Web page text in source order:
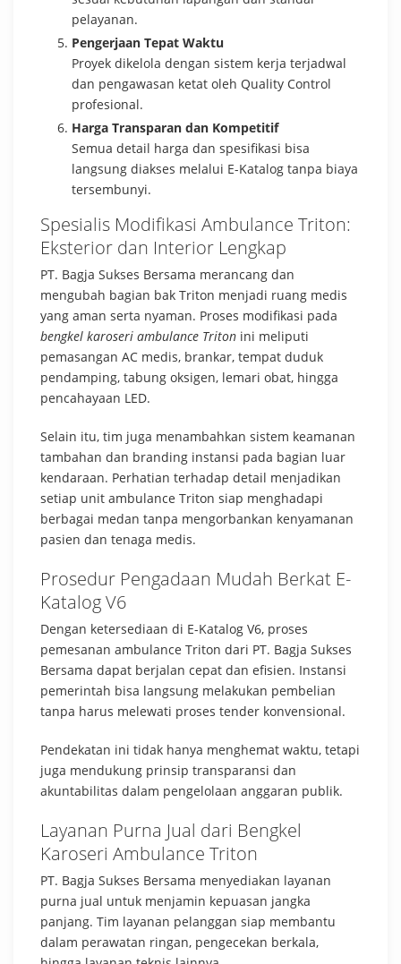
pelayanan.
Pengerjaan Tepat Waktu
Proyek dikelola dengan sistem kerja terjadwal
dan pengawasan ketat oleh Quality Control
profesional.
Harga Transparan dan Kompetitif
Semua detail harga dan spesifikasi bisa
langsung diakses melalui E-Katalog tanpa biaya
tersembunyi.
Spesialis Modifikasi Ambulance Triton:
Eksterior dan Interior Lengkap
PT. Bagja Sukses Bersama merancang dan
mengubah bagian bak Triton menjadi ruang medis
yang aman serta nyaman. Proses modifikasi pada
bengkel karoseri ambulance Triton ini meliputi
pemasangan AC medis, brankar, tempat duduk
pendamping, tabung oksigen, lemari obat, hingga
pencahayaan LED.
Selain itu, tim juga menambahkan sistem keamanan
tambahan dan branding instansi pada bagian luar
kendaraan. Perhatian terhadap detail menjadikan
setiap unit ambulance Triton siap menghadapi
berbagai medan tanpa mengorbankan kenyamanan
pasien dan tenaga medis.
Prosedur Pengadaan Mudah Berkat E-
Katalog V6
Dengan ketersediaan di E-Katalog V6, proses
pemesanan ambulance Triton dari PT. Bagja Sukses
Bersama dapat berjalan cepat dan efisien. Instansi
pemerintah bisa langsung melakukan pembelian
tanpa harus melewati proses tender konvensional.
Pendekatan ini tidak hanya menghemat waktu, tetapi
juga mendukung prinsip transparansi dan
akuntabilitas dalam pengelolaan anggaran publik.
Layanan Purna Jual dari Bengkel
Karoseri Ambulance Triton
PT. Bagja Sukses Bersama menyediakan layanan
purna jual untuk menjamin kepuasan jangka
panjang. Tim layanan pelanggan siap membantu
dalam perawatan ringan, pengecekan berkala,